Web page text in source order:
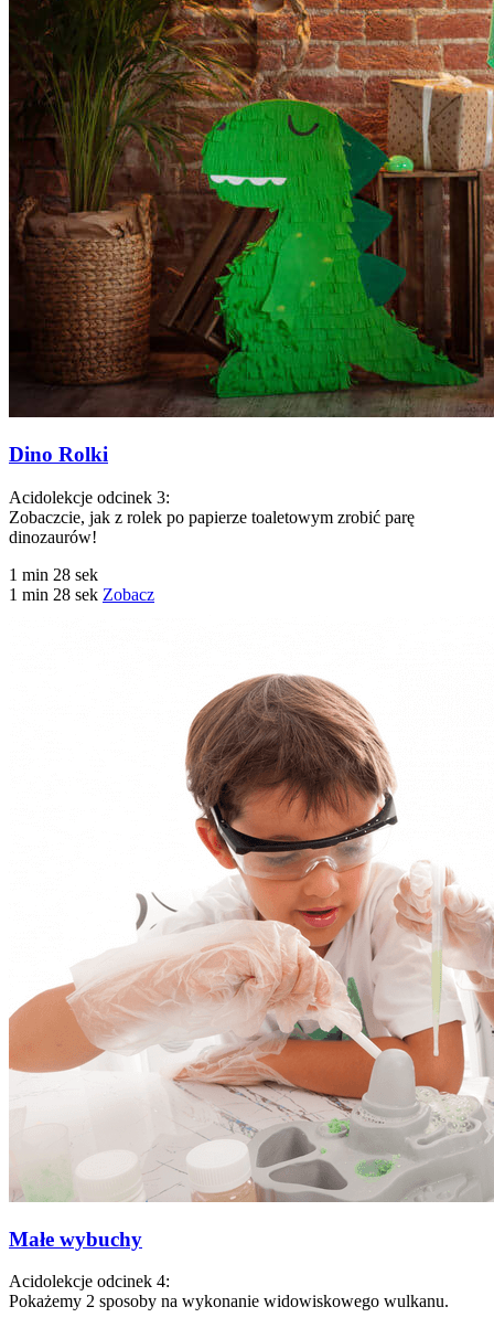
Dino Rolki
Acidolekcje odcinek 3:
Zobaczcie, jak z rolek po papierze toaletowym zrobić parę
dinozaurów!
1 min 28 sek
1 min 28 sek Zobacz
Małe wybuchy
Acidolekcje odcinek 4:
Pokażemy 2 sposoby na wykonanie widowiskowego wulkanu.